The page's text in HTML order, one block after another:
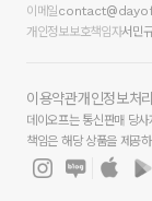
이메일
개인정보보호책임자서민
이용약관개인정보처
데이오프는 통신판매 당
책임은 해당 상품을 제공